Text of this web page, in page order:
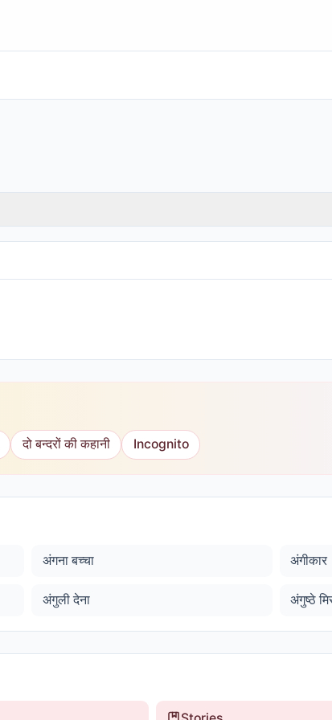
दो बन्दरों की कहानी Incognito
अंगना बच्चा अंगीकार
अंगुली देना अंगुष्ठे